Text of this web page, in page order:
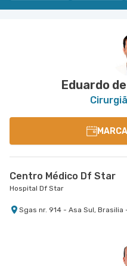
Eduardo
Centro Médico Df Star
Hospital Df Star
Sgas nr. 914 - Asa Sul, Brasilia